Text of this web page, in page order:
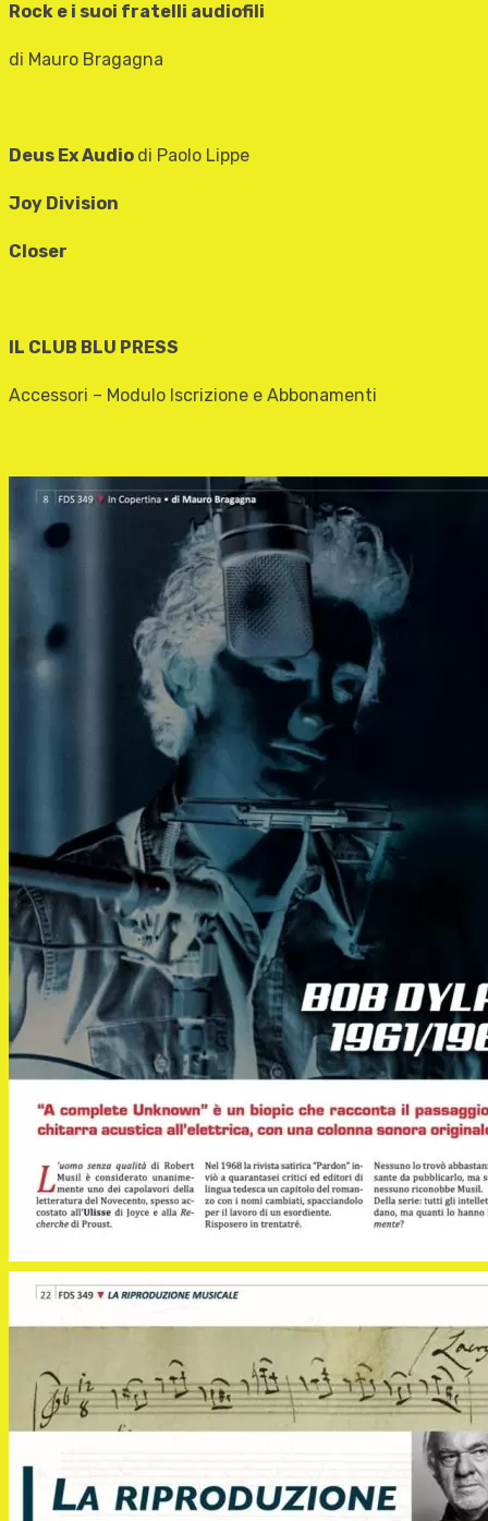
Rock e i suoi fratelli audiofili
di Mauro Bragagna
Deus Ex Audio di Paolo Lippe
Joy Division
Closer
IL CLUB BLU PRESS
Accessori – Modulo Iscrizione e Abbonamenti